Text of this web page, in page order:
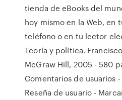
tienda de eBooks del
hoy mismo en la Web, en
teléfono o en tu lector
Teoría y política.
McGraw Hill, 2005 - 580
Comentarios de usuarios
Reseña de usuario -